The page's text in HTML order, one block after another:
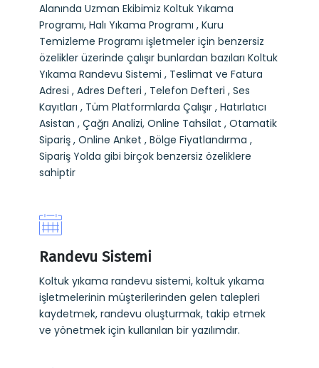
Alanında Uzman Ekibimiz Koltuk Yıkama
Programı, Halı Yıkama Programı , Kuru
Temizleme Programı işletmeler için benzersiz
özelikler üzerinde çalışır bunlardan bazıları Koltuk
Yıkama Randevu Sistemi , Teslimat ve Fatura
Adresi , Adres Defteri , Telefon Defteri , Ses
Kayıtları , Tüm Platformlarda Çalışır , Hatırlatıcı
Asistan , Çağrı Analizi, Online Tahsilat , Otamatik
Sipariş , Online Anket , Bölge Fiyatlandırma ,
Sipariş Yolda gibi birçok benzersiz özeliklere
sahiptir
Randevu Sistemi
Koltuk yıkama randevu sistemi, koltuk yıkama
işletmelerinin müşterilerinden gelen talepleri
kaydetmek, randevu oluşturmak, takip etmek
ve yönetmek için kullanılan bir yazılımdır.